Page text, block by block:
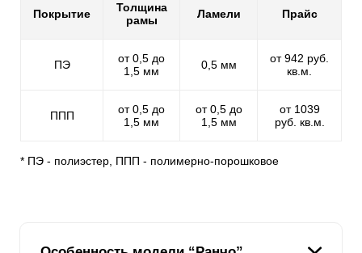
Покрытие
Толщина
рамы
Ламели Прайс
ПЭ
от 0,5 до
1,5 мм
0,5 мм
от 942 руб.
кв.м.
ППП
от 0,5 до
1,5 мм
от 0,5 до
1,5 мм
от 1039
руб. кв.м.
* ПЭ - полиэстер, ППП - полимерно-порошковое